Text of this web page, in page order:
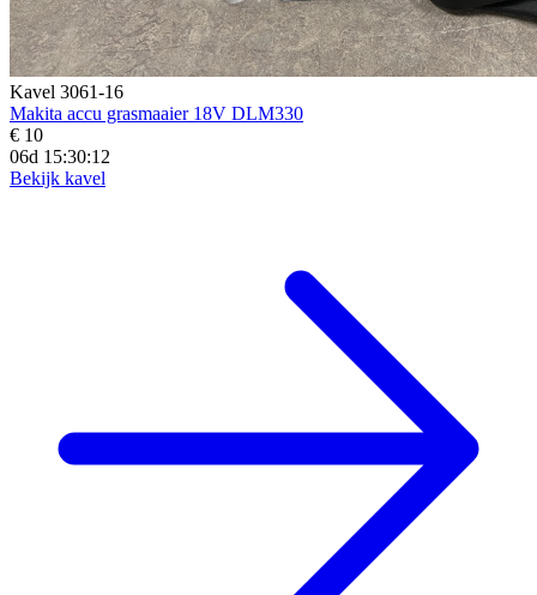
Kavel 3061-16
Makita accu grasmaaier 18V DLM330
€ 10
06d 15:30:11
Bekijk kavel